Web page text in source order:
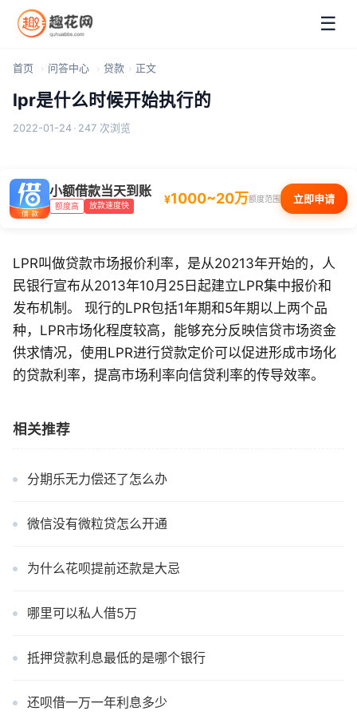
☰
首页 问答中心 贷款 正文
lpr是什么时候开始执行的
2022-01-24 · 247 次浏览
小额借款当天到账
额度高 放款速度快 ¥1000~20万额度范围 立即申请
LPR叫做贷款市场报价利率，是从20213年开始的，人
民银行宣布从2013年10月25日起建立LPR集中报价和
发布机制。 现行的LPR包括1年期和5年期以上两个品
种，LPR市场化程度较高，能够充分反映信贷市场资金
供求情况，使用LPR进行贷款定价可以促进形成市场化
的贷款利率，提高市场利率向信贷利率的传导效率。
相关推荐
分期乐无力偿还了怎么办
微信没有微粒贷怎么开通
为什么花呗提前还款是大忌
哪里可以私人借5万
抵押贷款利息最低的是哪个银行
还呗借一万一年利息多少